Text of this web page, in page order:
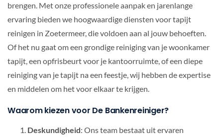
brengen. Met onze professionele aanpak en jarenlange
ervaring bieden we hoogwaardige diensten voor tapijt
reinigen in Zoetermeer, die voldoen aan al jouw behoeften.
Of het nu gaat om een grondige reiniging van je woonkamer
tapijt, een opfrisbeurt voor je kantoorruimte, of een diepe
reiniging van je tapijt na een feestje, wij hebben de expertise
en middelen om het voor elkaar te krijgen.
Waarom kiezen voor De Bankenreiniger?
Deskundigheid: Ons team bestaat uit ervaren